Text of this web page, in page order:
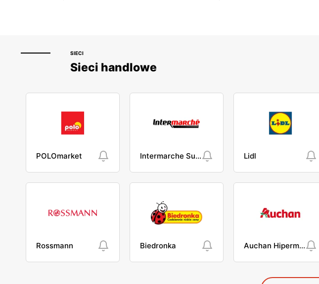
SIECI
Sieci handlowe
POLOmarket Intermarche Super Lidl
Rossmann Biedronka Auchan Hipermarket